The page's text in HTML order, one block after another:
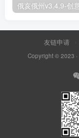
友链申请
Copyright © 2023 ·